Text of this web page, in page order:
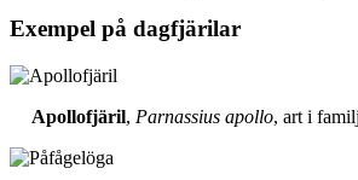
Exempel på dagfjärilar
Apollofjäril, Parnassius apollo, art i